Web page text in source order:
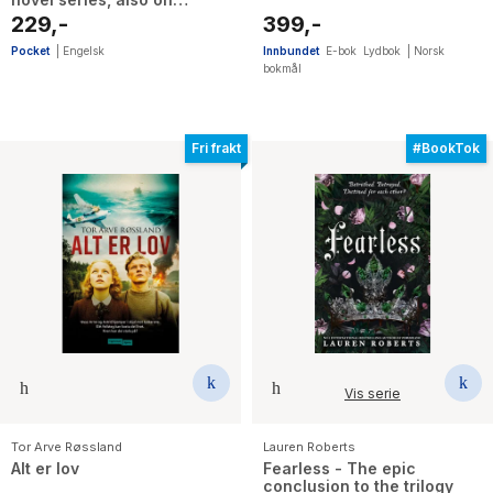
Netflix!
229,-
Pocket Engelsk
399,-
Innbundet E-bok Lydbok
Norsk
bokmål
Fri frakt
Tor Arve Røssland
Alt er lov
#BookTok
Vis serie
Lauren Roberts
Fearless - The epic
conclusion to the trilogy